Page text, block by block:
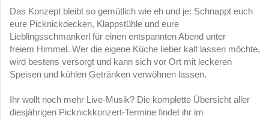
Das Konzept bleibt so gemütlich wie eh und je: Schnappt euch
eure Picknickdecken, Klappstühle und eure
Lieblingsschmankerl für einen entspannten Abend unter
freiem Himmel. Wer die eigene Küche lieber kalt lassen möchte,
wird bestens versorgt und kann sich vor Ort mit leckeren
Speisen und kühlen Getränken verwöhnen lassen.
Ihr wollt noch mehr Live-Musik? Die komplette Übersicht aller
diesjährigen Picknickkonzert-Termine findet ihr im